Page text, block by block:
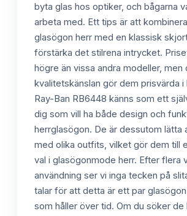
byta glas hos optiker, och bågarna
arbeta med. Ett tips är att
glasögon herr med en klassisk
förstärka det stilrena intrycket.
högre än vissa andra modeller, men
kvalitetskänslan gör dem prisvärda i
Ray-Ban RB6448 känns som ett
dig som vill ha både design och
herrglasögon. De är dessutom lätta
med olika outfits, vilket gör dem till
val i glasögonmode herr. Efter flera
användning ser vi inga tecken på
talar för att detta är ett par
som håller över tid. Om du söker de